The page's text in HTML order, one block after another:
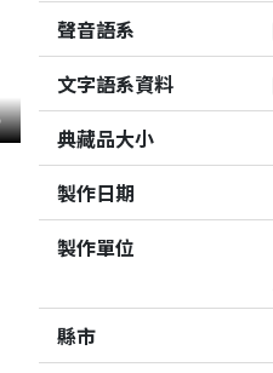
聲音語系
文字語系資料
典藏品大小
製作日期
製作單位
縣市